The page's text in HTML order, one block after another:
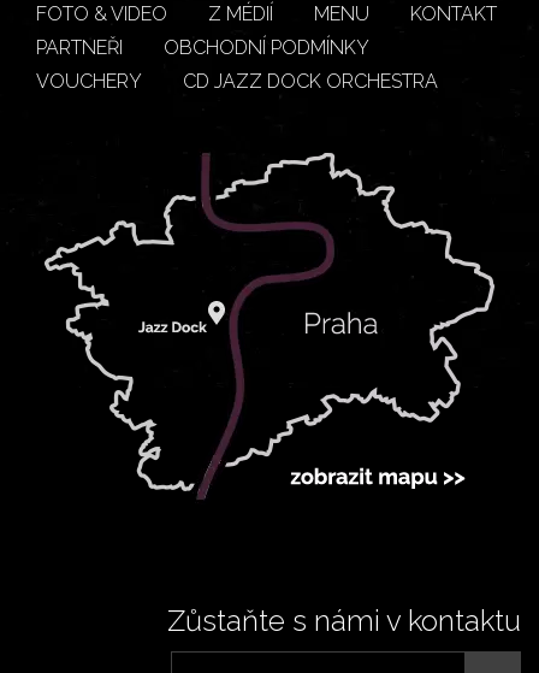
FOTO & VIDEO
Z MÉDIÍ MENU
KONTAKT
PARTNEŘI
OBCHODNÍ PODMÍNKY
VOUCHERY
CD JAZZ DOCK ORCHESTRA
Zůstaňte s námi v kontaktu